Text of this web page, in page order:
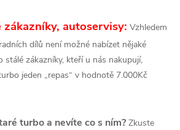
autoservisy: Vzhledem
dílů není možné nabízet nějaké
stálé zákazníky, kteří u nás nakupují,
jeden „repas“ v hodnotě 7.000Kč
turbo a nevíte co s ním? Zkuste